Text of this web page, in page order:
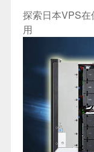
探索日本VPS
用